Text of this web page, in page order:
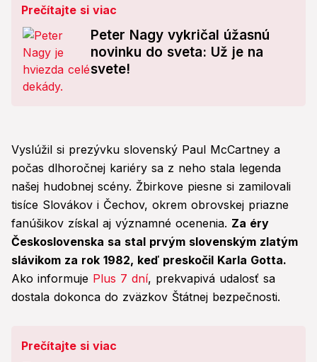
Prečítajte si viac
Peter Nagy vykričal úžasnú
novinku do sveta: Už je na
svete!
Vyslúžil si prezývku slovenský Paul McCartney a
počas dlhoročnej kariéry sa z neho stala legenda
našej hudobnej scény. Žbirkove piesne si zamilovali
tisíce Slovákov i Čechov, okrem obrovskej priazne
fanúšikov získal aj významné ocenenia. Za éry
Československa sa stal prvým slovenským zlatým
slávikom za rok 1982, keď preskočil Karla Gotta.
Ako informuje Plus 7 dní, prekvapivá udalosť sa
dostala dokonca do zväzkov Štátnej bezpečnosti.
Prečítajte si viac